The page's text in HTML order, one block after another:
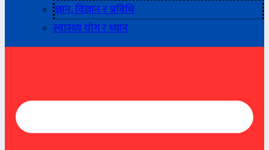
ज्ञान, विज्ञान र प्रबिधि
स्वास्थ्य योग र ध्यान